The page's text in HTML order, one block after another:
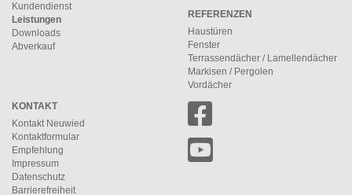
Kundendienst
Leistungen
Downloads
Abverkauf
REFERENZEN
Haustüren
Fenster
Terrassendächer / Lamellendächer
Markisen / Pergolen
Vordächer
KONTAKT
Kontakt Neuwied
Kontaktformular
Empfehlung
Impressum
Datenschutz
Barrierefreiheit